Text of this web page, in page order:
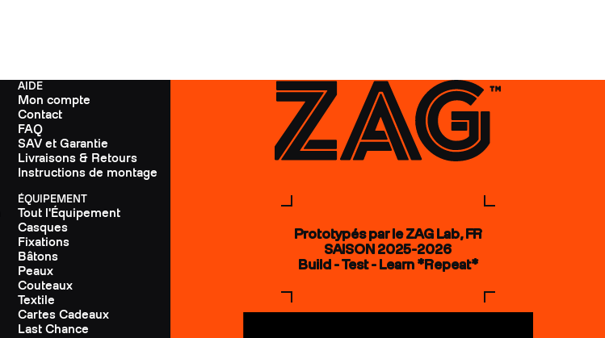
AIDE
Mon compte
Contact
FAQ
SAV et Garantie
Livraisons & Retours
Instructions de montage
ÉQUIPEMENT
Tout l'Équipement
Casques
Fixations
Bâtons
Peaux
Couteaux
Textile
Cartes Cadeaux
Last Chance
Prototypés par le ZAG Lab, FR
SAISON 2025-2026
Build - Test - Learn *Repeat*